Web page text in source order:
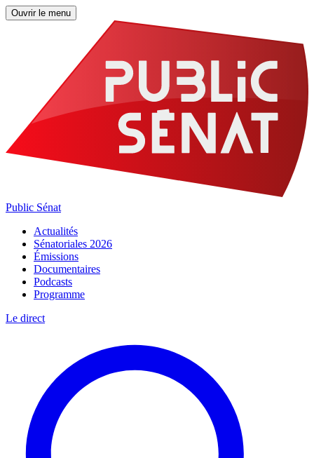
Ouvrir le menu
Public Sénat
Actualités
Sénatoriales 2026
Émissions
Documentaires
Podcasts
Programme
Le direct